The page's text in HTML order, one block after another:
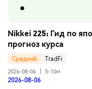
Nikkei 225: Гид по
прогноз курса
Средний
TradFi
2026-08-06
5-10м
2026-08-06